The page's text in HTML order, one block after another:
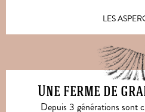
LES
Une ferme de
Depuis 3 générations sont